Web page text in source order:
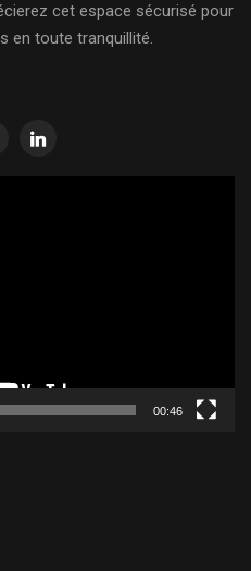
cet espace sécurisé pour
en toute tranquillité.
00:46